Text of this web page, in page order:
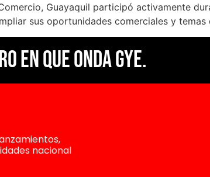
Guayaquil participó activamente
sus oportunidades comerciales y
Que Onda Gye.
nacional